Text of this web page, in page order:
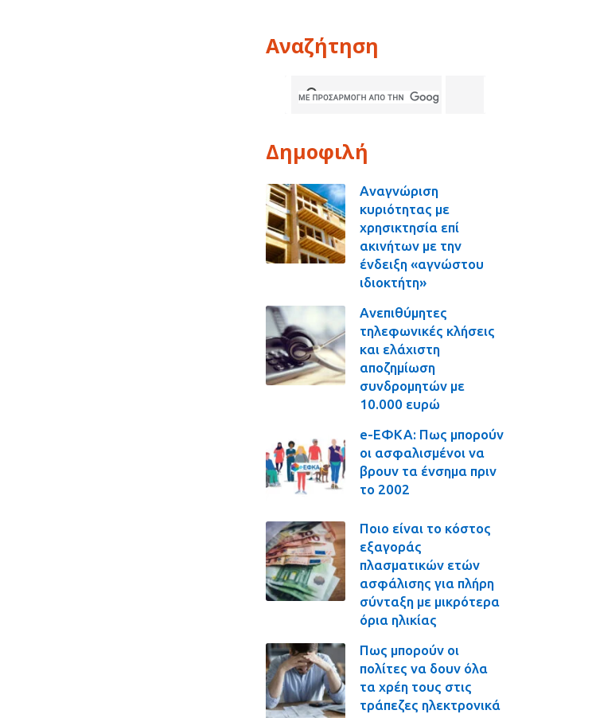
Αναζήτηση
Δημοφιλή
Αναγνώριση
κυριότητας με
χρησικτησία επί
ακινήτων με την
ένδειξη «αγνώστου
ιδιοκτήτη»
Ανεπιθύμητες
τηλεφωνικές κλήσεις
και ελάχιστη
αποζημίωση
συνδρομητών με
10.000 ευρώ
e-ΕΦΚΑ: Πως μπορούν
οι ασφαλισμένοι να
βρουν τα ένσημα πριν
το 2002
Ποιο είναι το κόστος
εξαγοράς
πλασματικών ετών
ασφάλισης για πλήρη
σύνταξη με μικρότερα
όρια ηλικίας
Πως μπορούν οι
πολίτες να δουν όλα
τα χρέη τους στις
τράπεζες ηλεκτρονικά